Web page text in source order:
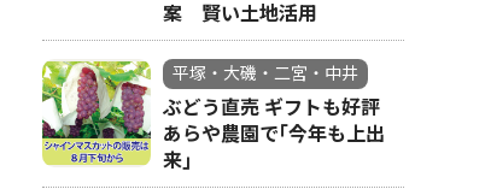
案 賢い土地活用
平塚・大磯・二宮・中井
ぶどう直売 ギフトも好評
あらや農園で｢今年も上出
来｣